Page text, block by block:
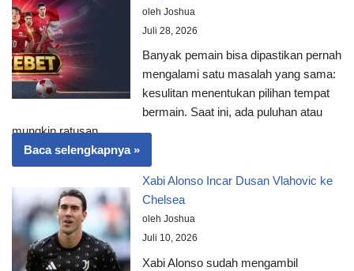
oleh Joshua
Juli 28, 2026
Banyak pemain bisa dipastikan pernah
mengalami satu masalah yang sama:
kesulitan menentukan pilihan tempat
bermain. Saat ini, ada puluhan atau
mungkin ratusan…
Baca selengkapnya »
Xabi Alonso Incar Dusan Vlahovic ke
Chelsea
oleh Joshua
Juli 10, 2026
Xabi Alonso sudah mengambil